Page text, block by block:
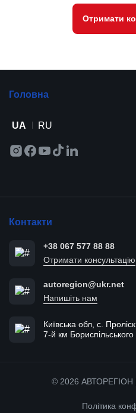
Отримати
Головна
UA RU
Контакти
+38 067 577 88 88
Отримати консультацію
autoregion@ukr.net
Напишіть нам
Київська обл, с.
7-й км
© 2026 АВТОРЕГІОН |
Політика